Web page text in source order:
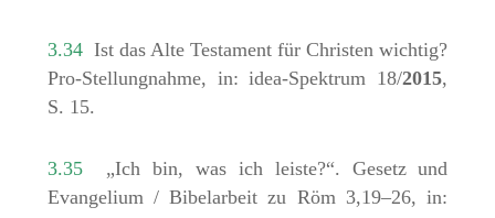
3.34Ist das Alte Testament für Christen wichtig?
Pro-Stellungnahme, in: idea-Spektrum 18/2015,
S. 15.
3.35„Ich bin, was ich leiste?“. Gesetz und
Evangelium / Bibelarbeit zu Röm 3,19–26, in: